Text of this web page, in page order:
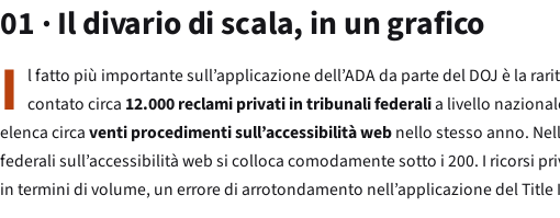
01 · Il divario di scala, in un grafico
I l fatto più importante sull’applicazione dell’ADA da parte del DOJ è la
contato circa 12.000 reclami privati in tribunali federalia livello
elenca circaventi procedimenti sull’accessibilità webnello stesso anno.
federali sull’accessibilità web si colloca comodamente sotto i 200. I ricorsi
in termini di volume, un errore di arrotondamento nell’applicazione del Title